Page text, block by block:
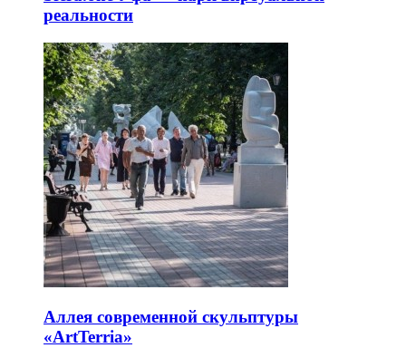
реальности
Аллея современной скульптуры
«ArtTerria»